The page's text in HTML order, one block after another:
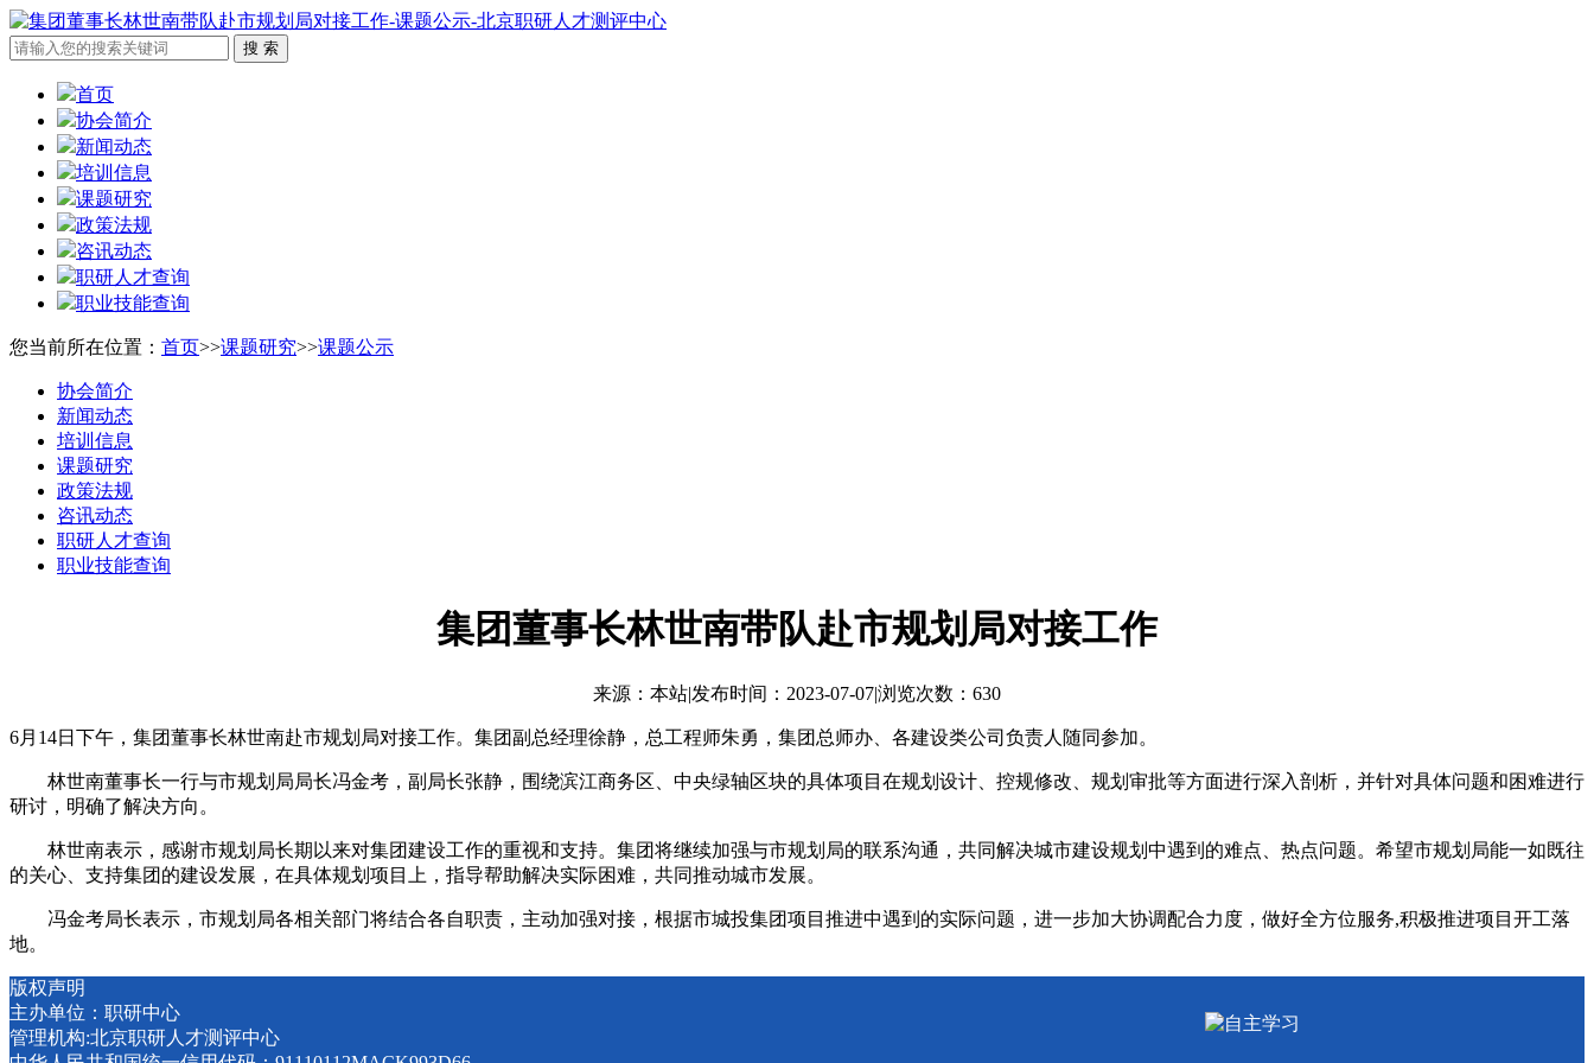
首页
协会简介
新闻动态
培训信息
课题研究
政策法规
咨讯动态
职研人才查询
职业技能查询
您当前所在位置： 首页>>课题研究>>课题公示
协会简介
新闻动态
培训信息
课题研究
政策法规
咨讯动态
职研人才查询
职业技能查询
集团董事长林世南带队赴市规划局对接工作
来源：本站|发布时间：2023-07-07|浏览次数：630
6月14日下午，集团董事长林世南赴市规划局对接工作。集团副总经理徐静，总工程师朱勇，集团总师办、各建设类公司负责人随同参加。
林世南董事长一行与市规划局局长冯金考，副局长张静，围绕滨江商务区、中央绿轴区块的具体项目在规划设计、控规修改、规划审批等方面进行深入剖析，并针对具体问题和困难进行
研讨，明确了解决方向。
林世南表示，感谢市规划局长期以来对集团建设工作的重视和支持。集团将继续加强与市规划局的联系沟通，共同解决城市建设规划中遇到的难点、热点问题。希望市规划局能一如既往
的关心、支持集团的建设发展，在具体规划项目上，指导帮助解决实际困难，共同推动城市发展。
冯金考局长表示，市规划局各相关部门将结合各自职责，主动加强对接，根据市城投集团项目推进中遇到的实际问题，进一步加大协调配合力度，做好全方位服务,积极推进项目开工落
地。
版权声明
主办单位：职研中心
管理机构:北京职研人才测评中心